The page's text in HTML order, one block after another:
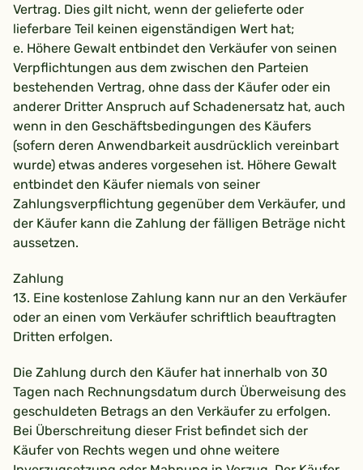
Vertrag. Dies gilt nicht, wenn der gelieferte oder
lieferbare Teil keinen eigenständigen Wert hat;
e. Höhere Gewalt entbindet den Verkäufer von seinen
Verpflichtungen aus dem zwischen den Parteien
bestehenden Vertrag, ohne dass der Käufer oder ein
anderer Dritter Anspruch auf Schadenersatz hat, auch
wenn in den Geschäftsbedingungen des Käufers
(sofern deren Anwendbarkeit ausdrücklich vereinbart
wurde) etwas anderes vorgesehen ist. Höhere Gewalt
entbindet den Käufer niemals von seiner
Zahlungsverpflichtung gegenüber dem Verkäufer, und
der Käufer kann die Zahlung der fälligen Beträge nicht
aussetzen.
Zahlung
13. Eine kostenlose Zahlung kann nur an den Verkäufer
oder an einen vom Verkäufer schriftlich beauftragten
Dritten erfolgen.
Die Zahlung durch den Käufer hat innerhalb von 30
Tagen nach Rechnungsdatum durch Überweisung des
geschuldeten Betrags an den Verkäufer zu erfolgen.
Bei Überschreitung dieser Frist befindet sich der
Käufer von Rechts wegen und ohne weitere